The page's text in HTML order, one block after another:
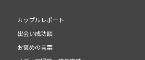
カップルレポート
出会い成功談
お褒めの言葉